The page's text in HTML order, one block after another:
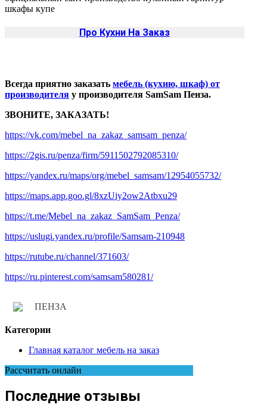
ПЕНЗА
Категории
Главная каталог мебель на заказ
Рассчитать онлайн
Последние отзывы
Про Кухни На Заказ
Всегда приятно заказать мебель (кухню, шкаф) от
производителя у производителя SamSam Пенза.
ЗВОНИТЕ, ЗАКАЗАТЬ!
https://vk.com/mebel_na_zakaz_samsam_penza/
https://2gis.ru/penza/firm/5911502792085310/
https://yandex.ru/maps/org/mebel_samsam/12954055732/
https://maps.app.goo.gl/8xzUiy2ow2Atbxu29
https://t.me/Mebel_na_zakaz_SamSam_Penza/
https://uslugi.yandex.ru/profile/Samsam-210948
https://rutube.ru/channel/371603/
https://ru.pinterest.com/samsam580281/